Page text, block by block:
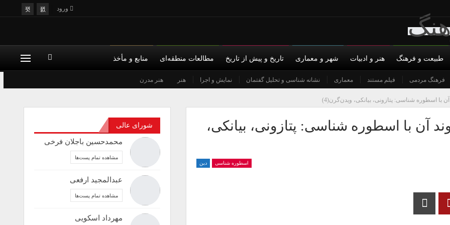
ورود
با ما حمایت مالی حریم خصوصی روانکاوی روان‌شناسی روان‌شناسی اجتماعی زبان شناسی شناختی علم فلسفه کودک و فرهنگ
طبیعت و فرهنگ هنر و ادبیات
فرهنگ مردمی فیلم مستند معماری نشانه شناسی و تحلیل گفتمان نمایش و اجرا هنر هنر مدرن
شهر و معماری تاریخ و پیش از تاریخ مطالعات منطقه‌ای منابع و مأخذ
با اسطوره شناسی: پتازونی، بیانکی، ویدن‌گرن(4)
آن با اسطوره شناسی: پتازونی، بیانکی،
اسطوره شناسی دین
شورای عالی
محمدحسین باجلان فرخی
مشاهده تمام پست‌ها
عبدالمجید ارفعی
مشاهده تمام پست‌ها
مهرداد اسکویی